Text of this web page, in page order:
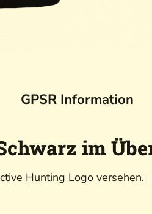
GPSR Information
im
Hunting Logo versehen.